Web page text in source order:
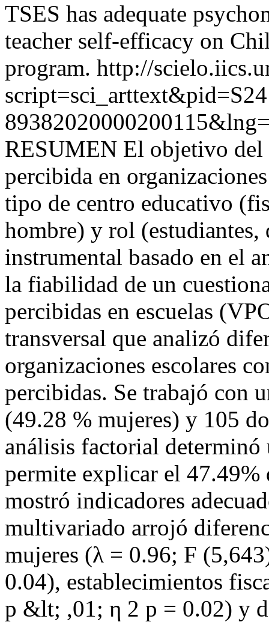
TSES has adequate
teacher self-efficacy on
program. http://
RESUMEN El objetivo del
percibida en
tipo de centro educativo
hombre) y rol (estudiantes,
instrumental basado en el
la fiabilidad de un
percibidas en escuelas
transversal que analizó
organizaciones escolares
percibidas. Se trabajó con
(49.28 % mujeres) y 105
análisis factorial determinó
permite explicar el 47.49%
mostró indicadores
multivariado arrojó
mujeres (λ = 0.96; F
0.04), establecimientos
p &lt; ,01; η 2 p = 0.02) y